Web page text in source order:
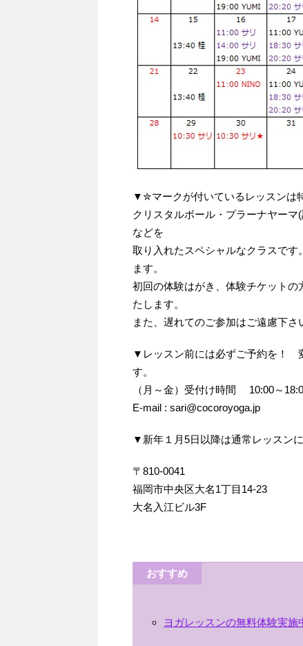
▼✮マークが付いているレッスンは
クリスタルボール・プラーナヤーマ
などを
取り入れたスペシャルなクラスです
ます。
初回の体験はがき、体験チケット
たします。
また、遅れてのご参加はご遠慮下さ
▼レッスン前には必ずご予約を！
す。
（月～金）受付け時間 10:00～
E-mail : sari@cocoroyoga.jp
▼新年１月5日以降は通常レッスンに
〒810-0041
福岡市中央区大名1丁目14‐23
大名入江ビル3F
おすすめ
ヨガレッスンの無料体験実施